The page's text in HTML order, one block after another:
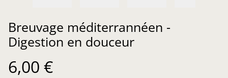
Breuvage méditerrannéen -
Digestion en douceur
6,00 €